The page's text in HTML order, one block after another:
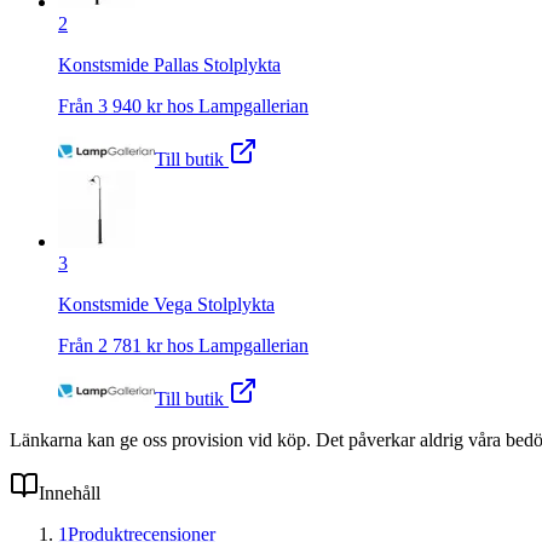
2
Konstsmide Pallas Stolplykta
Från 3 940 kr hos Lampgallerian
Till butik
3
Konstsmide Vega Stolplykta
Från 2 781 kr hos Lampgallerian
Till butik
Länkarna kan ge oss provision vid köp. Det påverkar aldrig våra
Innehåll
1Produktrecensioner